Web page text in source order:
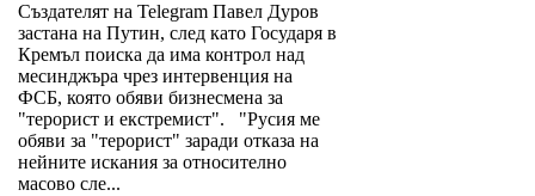
Създателят на Telegram Павел Дуров
застана на Путин, след като Государя в
Кремъл поиска да има контрол над
месинджъра чрез интервенция на
ФСБ, която обяви бизнесмена за
"терорист и екстремист". "Русия ме
обяви за "терорист" заради отказа на
нейните искания за относително
масово сле...